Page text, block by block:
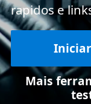
rapidos e
Mais